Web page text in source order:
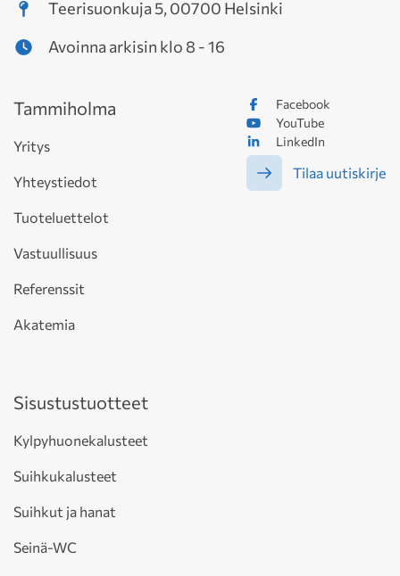
Teerisuonkuja 5, 00700 Helsinki
Avoinna arkisin klo 8 - 16
Facebook
YouTube
LinkedIn
Tilaa uutiskirje
Tammiholma
Yritys
Yhteystiedot
Tuoteluettelot
Vastuullisuus
Referenssit
Akatemia
Sisustustuotteet
Kylpyhuonekalusteet
Suihkukalusteet
Suihkut ja hanat
Seinä-WC